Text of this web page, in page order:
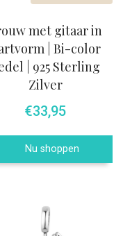
met gitaar in
| Bi-color
| 925 Sterling
Zilver
€33,95
Nu shoppen